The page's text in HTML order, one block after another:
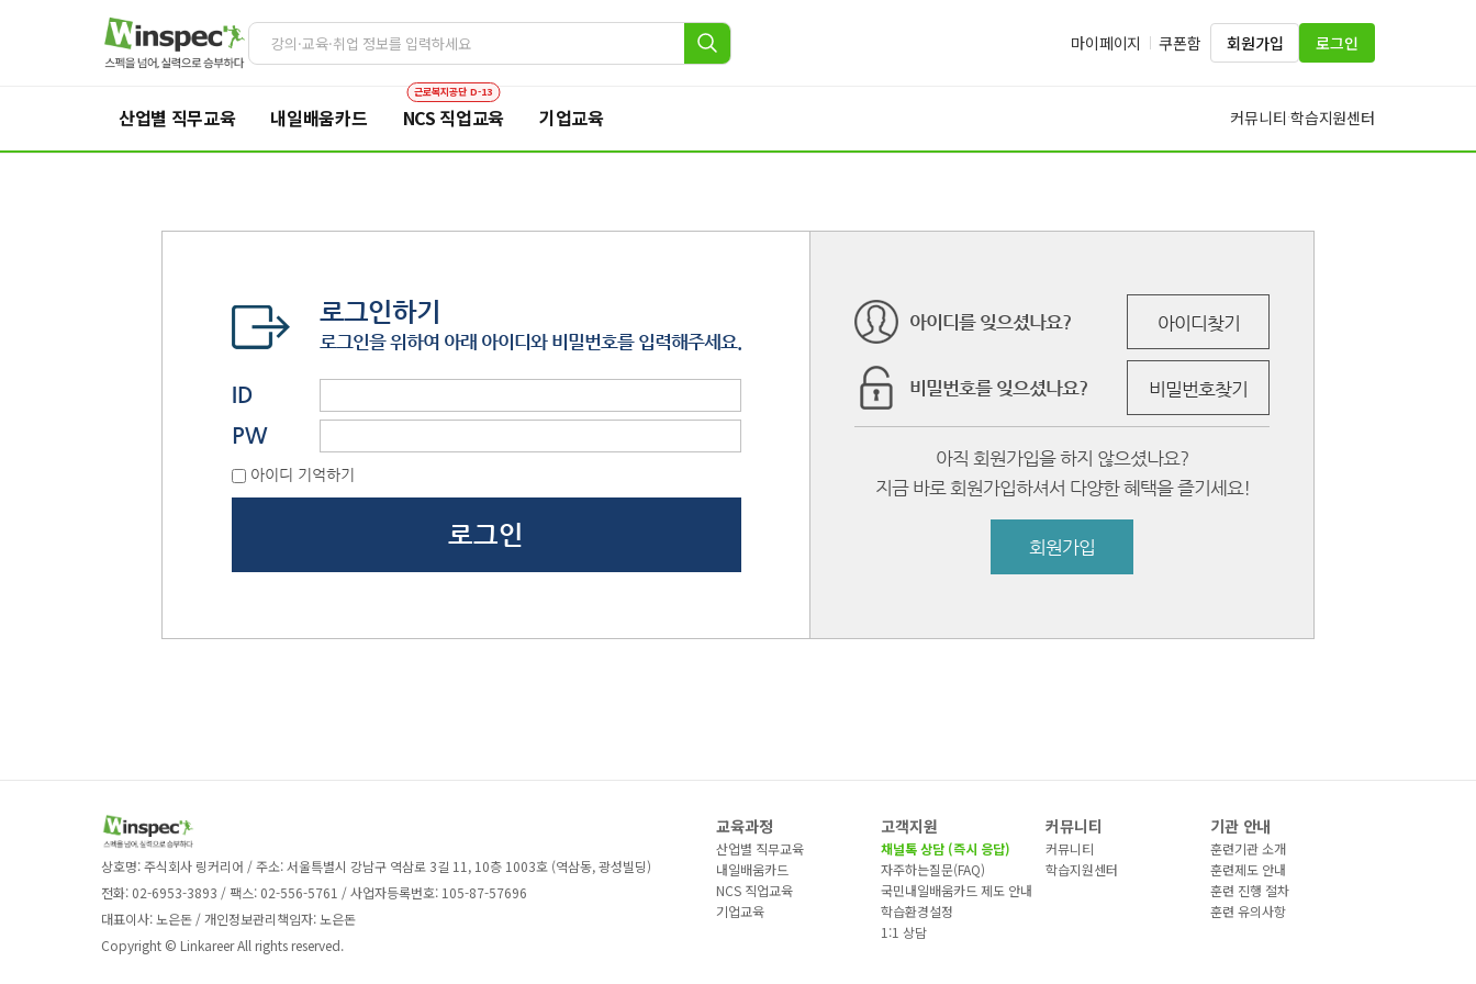
마이페이지 쿠폰함 회원가입 로그인
산업별 직무교육 내일배움카드
근로복지공단 D-13
NCS 직업교육 기업교육 커뮤니티 ·학습지원센터
로그인하기
로그인을 위하여 아래 아이디와 비밀번호를 입력해주세요.
ID
PW
아이디 기억하기
아이디를 잊으셨나요? 아이디찾기
비밀번호를 잊으셨나요? 비밀번호찾기
아직 회원가입을 하지 않으셨나요?
지금 바로 회원가입하셔서 다양한 혜택을 즐기세요!
회원가입
상호명: 주식회사 링커리어 / 주소: 서울특별시 강남구 역삼로 3길 11, 10층 1003호 (역삼동, 광성빌딩)
전화: 02-6953-3893 / 팩스: 02-556-5761 / 사업자등록번호: 105-87-57696
대표이사: 노은돈 / 개인정보관리책임자: 노은돈
Copyright © Linkareer All rights reserved.
교육과정
산업별 직무교육
내일배움카드
NCS 직업교육
기업교육
고객지원
채널톡 상담 (즉시 응답)
자주하는질문(FAQ)
국민내일배움카드 제도 안내
학습환경설정
1:1 상담
커뮤니티
커뮤니티
학습지원센터
기관 안내
훈련기관 소개
훈련제도 안내
훈련 진행 절차
훈련 유의사항